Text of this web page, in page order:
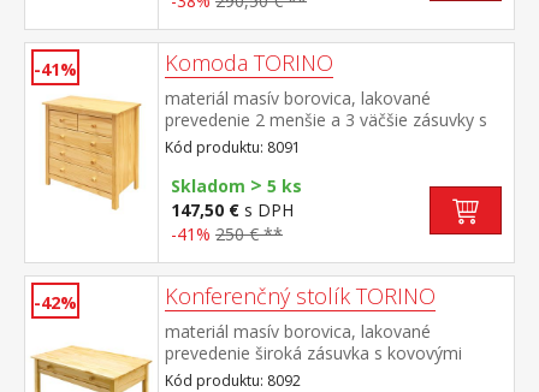
-41% Komoda TORINO
materiál masív borovica, lakované
prevedenie 2 menšie a 3 väčšie zásuvky s
kovovými pojazdmi
Kód produktu: 8091
Skladom > 5 ks
147,50 € s DPH
-41% 250 € **
-42% Konferenčný stolík TORINO
materiál masív borovica, lakované
prevedenie široká zásuvka s kovovými
pojazdmi
Kód produktu: 8092